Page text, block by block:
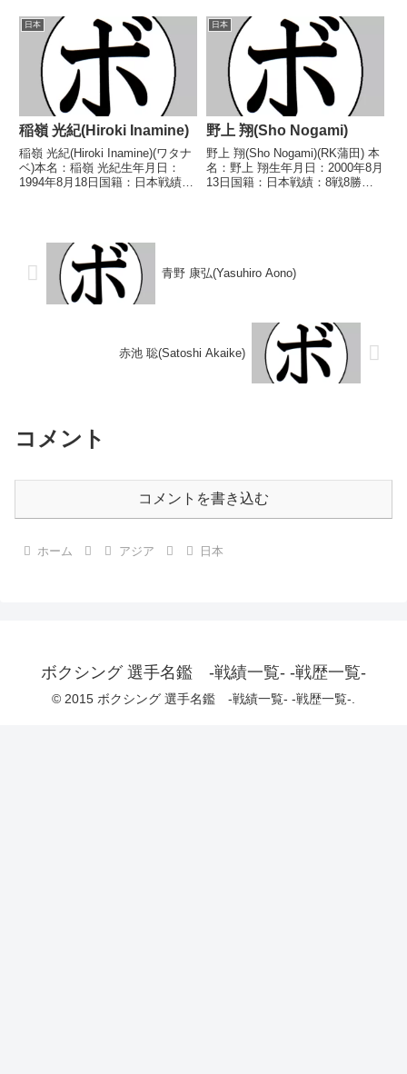
分 【獲得タイトル】なし 【戦
歴】2021/12/16 ○4R判定 2-
0(39-37、...
得タイトル】なし 【戦歴】
2021/03/18 ○3RTKO 池田 雄
飛(厚木ワタナベ...
日本
稲嶺 光紀(Hiroki Inamine)
稲嶺 光紀(Hiroki Inamine)(ワタナ
ベ)本名：稲嶺 光紀生年月日：
1994年8月18日国籍：日本戦績：
イ)2018/03/31 ○...
日本
野上 翔(Sho Nogami)
野上 翔(Sho Nogami)(RK蒲田) 本
名：野上 翔生年月日：2000年8月
13日国籍：日本戦績：8戦8勝
青野 康弘(Yasuhiro Aono)
赤池 聡(Satoshi Akaike)
コメント
コメントを書き込む
ホーム アジア 日本
ボクシング 選手名鑑 -戦績一覧- -戦歴一覧-
© 2015 ボクシング 選手名鑑 -戦績一覧- -戦歴一覧-.